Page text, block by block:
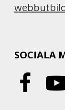
SOCIALA